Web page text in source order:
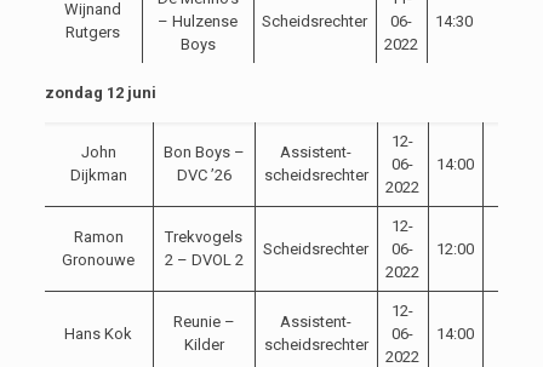
Wijnand
Rutgers
– Hulzense
Boys
Scheidsrechter
06-
2022
14:30
zondag 12 juni
John
Dijkman
Bon Boys –
DVC ’26
Assistent-
scheidsrechter
12-
06-
2022
14:00
Ramon
Gronouwe
Trekvogels
2 – DVOL 2
Scheidsrechter
12-
06-
2022
12:00
Hans Kok
Reunie –
Kilder
Assistent-
scheidsrechter
12-
06-
2022
14:00